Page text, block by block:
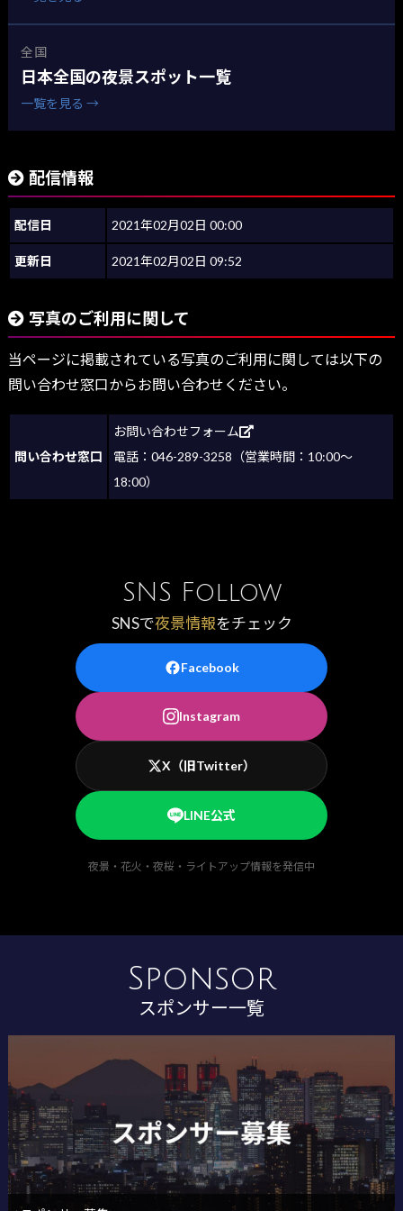
全国
日本全国の夜景スポット一覧
一覧を見る →
配信情報
配信日 2021年02月02日 00:00
更新日 2021年02月02日 09:52
写真のご利用に関して
当ページに掲載されている写真のご利用に関しては以下の
問い合わせ窓口からお問い合わせください。
問い合わせ窓口
お問い合わせフォーム
電話：046-289-3258（営業時間：10:00～
18:00）
SNS Follow
SNSで夜景情報をチェック
Facebook
Instagram
X（旧Twitter）
LINE公式
夜景・花火・夜桜・ライトアップ情報を発信中
Sponsor
スポンサー一覧